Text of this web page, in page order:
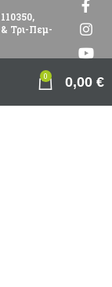
Τρι-Πεμ-
0 0,00 €